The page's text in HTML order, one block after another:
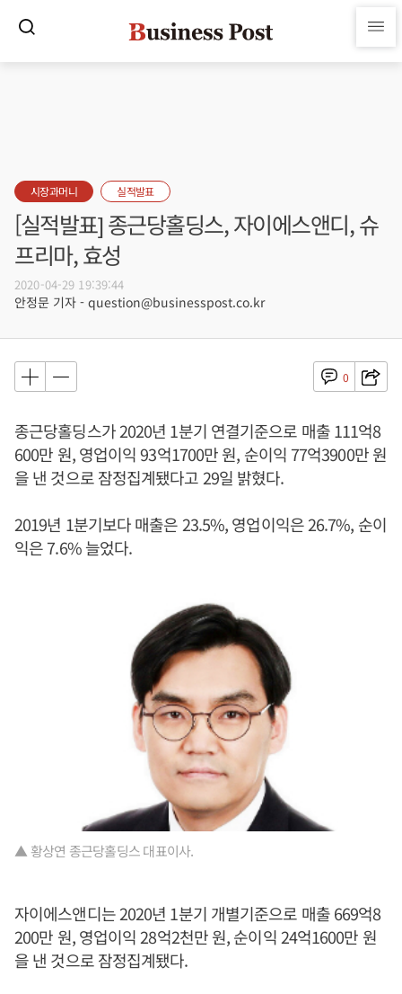
시장과머니 실적발표
[실적발표] 종근당홀딩스, 자이에스앤디, 슈
프리마, 효성
2020-04-29 19:39:44
안정문 기자 - question@businesspost.co.kr
0
종근당홀딩스가 2020년 1분기 연결기준으로 매출 111억8
600만 원, 영업이익 93억1700만 원, 순이익 77억3900만 원
을 낸 것으로 잠정집계됐다고 29일 밝혔다.
2019년 1분기보다 매출은 23.5%, 영업이익은 26.7%, 순이
익은 7.6% 늘었다.
▲ 황상연 종근당홀딩스 대표이사.
자이에스앤디는 2020년 1분기 개별기준으로 매출 669억8
200만 원, 영업이익 28억2천만 원, 순이익 24억1600만 원
을 낸 것으로 잠정집계됐다.